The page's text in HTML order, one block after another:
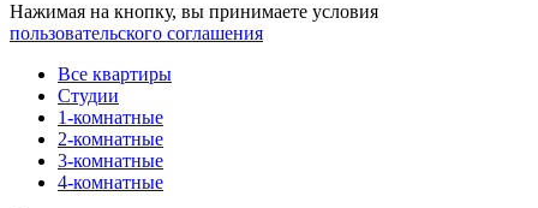
Нажимая на кнопку, вы принимаете условия
пользовательского соглашения
Все квартиры
Студии
1-комнатные
2-комнатные
3-комнатные
4-комнатные